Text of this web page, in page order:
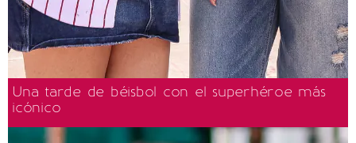
Una tarde de béisbol con el superhéroe más
icónico